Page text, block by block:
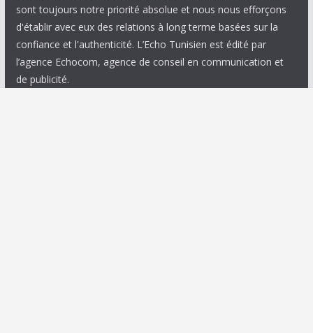
sont toujours notre priorité absolue et nous nous efforçons
d'établir avec eux des relations à long terme basées sur la
confiance et l'authenticité. L’Echo Tunisien est édité par
l’agence Echocom, agence de conseil en communication et
de publicité.